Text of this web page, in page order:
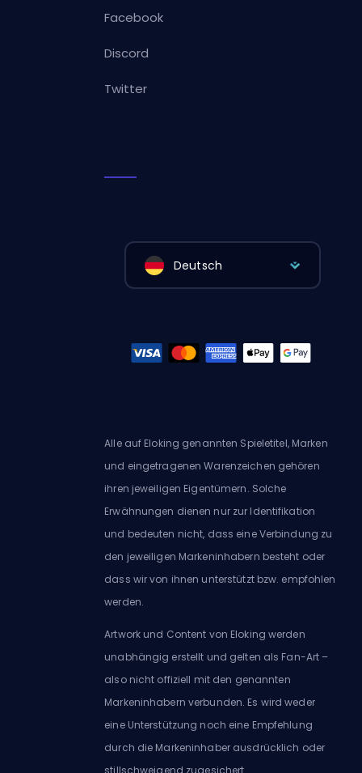
Facebook
Discord
Twitter
Deutsch
Alle auf Eloking genannten Spieletitel, Marken
und eingetragenen Warenzeichen gehören
ihren jeweiligen Eigentümern. Solche
Erwähnungen dienen nur zur Identifikation
und bedeuten nicht, dass eine Verbindung zu
den jeweiligen Markeninhabern besteht oder
dass wir von ihnen unterstützt bzw. empfohlen
werden.
Artwork und Content von Eloking werden
unabhängig erstellt und gelten als Fan-Art –
also nicht offiziell mit den genannten
Markeninhabern verbunden. Es wird weder
eine Unterstützung noch eine Empfehlung
durch die Markeninhaber ausdrücklich oder